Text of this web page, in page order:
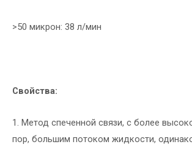
>50 микрон: 38 л/мин
Свойства:
1. Метод спеченной связи, с более
пор, большим потоком жидкости,